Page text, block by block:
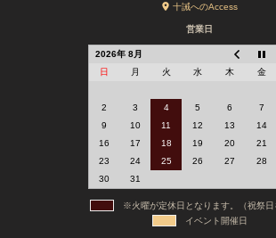
十誡へのAccess
営業日
2026年 8月
日
月 火 水 木 金
2
3 4 5 6 7
9
10 11 12 13 14
16
17 18 19 20 21
23
24 25 26 27 28
30
31
※火曜が定休日となります。（祝祭日
イベント開催日